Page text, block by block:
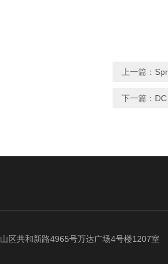
上一篇：
下一篇：
山区共和新路4965号万达广场4号楼1207室